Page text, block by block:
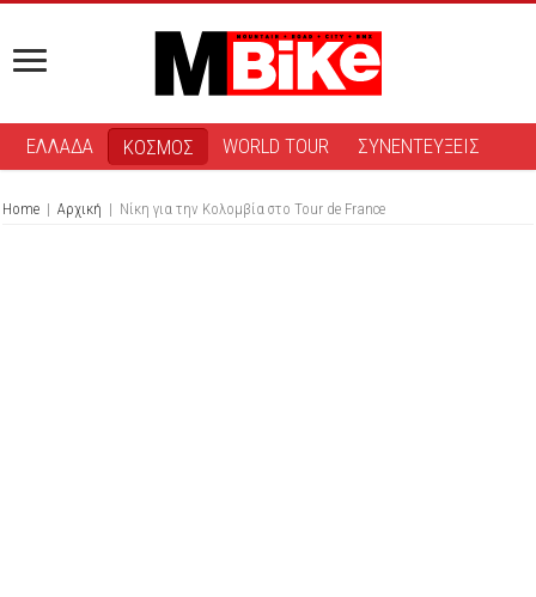
ΕΛΛΑΔΑ ΚΟΣΜΟΣ WORLD TOUR ΣΥΝΕΝΤΕΥΞΕΙΣ
Home | Αρχική | Νίκη για την Κολομβία στο Tour de France